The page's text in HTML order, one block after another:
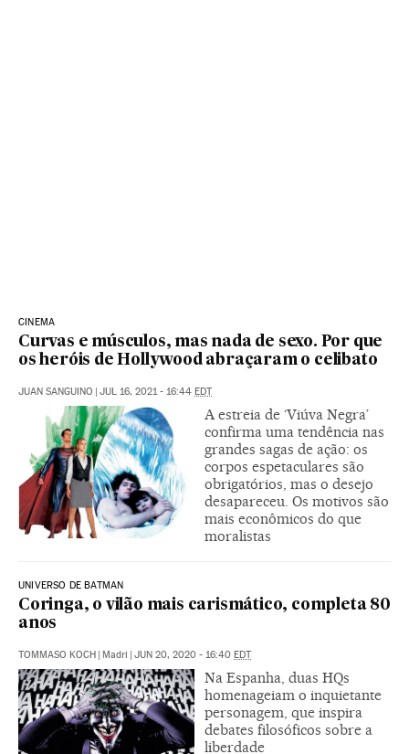
CINEMA
Curvas e músculos, mas nada de sexo. Por que
os heróis de Hollywood abraçaram o celibato
JUAN SANGUINO JUL 16, 2021 - 16:44 EDT
A estreia de ‘Viúva Negra’
confirma uma tendência nas
grandes sagas de ação: os
corpos espetaculares são
obrigatórios, mas o desejo
desapareceu. Os motivos são
mais econômicos do que
moralistas
UNIVERSO DE BATMAN
Coringa, o vilão mais carismático, completa 80
anos
TOMMASO KOCH Madri JUN 20, 2020 - 16:40 EDT
Na Espanha, duas HQs
homenageiam o inquietante
personagem, que inspira
debates filosóficos sobre a
liberdade